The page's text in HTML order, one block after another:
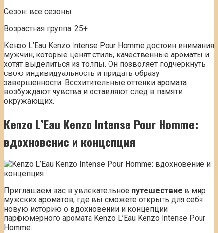
Сезон: все сезоны
Возрастная группа: 25+
Кензо L’Eau Kenzo Intense Pour Homme достоин внимания
мужчин, которые ценят стиль, качественные ароматы и
хотят выделиться из толпы. Он позволяет подчеркнуть
свою индивидуальность и придать образу
завершенности. Восхитительные оттенки аромата
возбуждают чувства и оставляют след в памяти
окружающих.
Kenzo L’Eau Kenzo Intense Pour Homme:
вдохновение и концепция
Приглашаем вас в увлекательное путешествие в мир
мужских ароматов, где вы сможете открыть для себя
новую историю о вдохновении и концепции
парфюмерного аромата Kenzo L’Eau Kenzo Intense Pour
Homme.